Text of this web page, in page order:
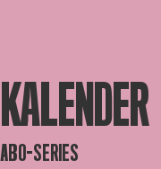
KALENDER
ABO-SERIES